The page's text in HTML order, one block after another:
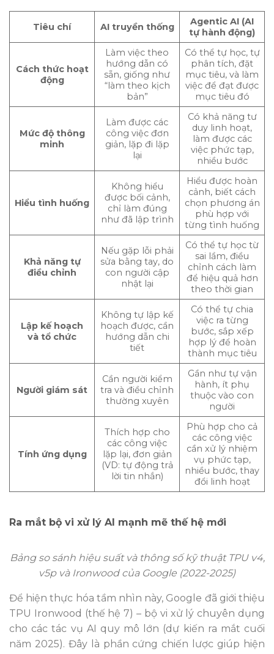
Tiêu chí AI truyền thống
Agentic AI (AI
tự hành động)
Cách thức hoạt
động
Làm việc theo
hướng dẫn có
sẵn, giống như
“làm theo kịch
bản”
Có thể tự học, tự
phân tích, đặt
mục tiêu, và làm
việc để đạt được
mục tiêu đó
Mức độ thông
minh
Làm được các
công việc đơn
giản, lặp đi lặp
lại
Có khả năng tư
duy linh hoạt,
làm được các
việc phức tạp,
nhiều bước
Hiểu tình huống
Không hiểu
được bối cảnh,
chỉ làm đúng
như đã lập trình
Hiểu được hoàn
cảnh, biết cách
chọn phương án
phù hợp với
từng tình huống
Khả năng tự
điều chỉnh
Nếu gặp lỗi phải
sửa bằng tay, do
con người cập
nhật lại
Có thể tự học từ
sai lầm, điều
chỉnh cách làm
để hiệu quả hơn
theo thời gian
Lập kế hoạch
và tổ chức
Không tự lập kế
hoạch được, cần
hướng dẫn chi
tiết
Có thể tự chia
việc ra từng
bước, sắp xếp
hợp lý để hoàn
thành mục tiêu
Người giám sát
Cần người kiểm
tra và điều chỉnh
thường xuyên
Gần như tự vận
hành, ít phụ
thuộc vào con
người
Tính ứng dụng
Thích hợp cho
các công việc
lặp lại, đơn giản
(VD: tự động trả
lời tin nhắn)
Phù hợp cho cả
các công việc
cần xử lý nhiệm
vụ phức tạp,
nhiều bước, thay
đổi linh hoạt
Ra mắt bộ vi xử lý AI mạnh mẽ thế hệ mới
Bảng so sánh hiệu suất và thông số kỹ thuật TPU v4,
v5p và Ironwood của Google (2022-2025)
Để hiện thực hóa tầm nhìn này, Google đã giới thiệu
TPU Ironwood (thế hệ 7) – bộ vi xử lý chuyên dụng
cho các tác vụ AI quy mô lớn (dự kiến ra mắt cuối
năm 2025). Đây là phần cứng chiến lược giúp hiện